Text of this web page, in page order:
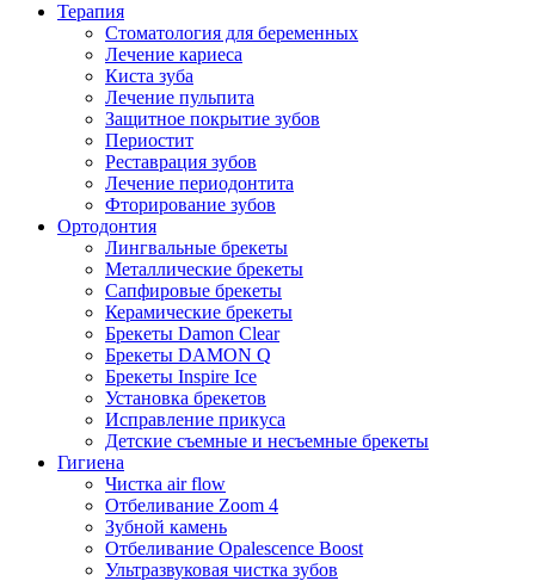
Терапия
Стоматология для беременных
Лечение кариеса
Киста зуба
Лечение пульпита
Защитное покрытие зубов
Периостит
Реставрация зубов
Лечение периодонтита
Фторирование зубов
Ортодонтия
Лингвальные брекеты
Металлические брекеты
Сапфировые брекеты
Керамические брекеты
Брекеты Damon Clear
Брекеты DAMON Q
Брекеты Inspire Ice
Установка брекетов
Исправление прикуса
Детские съемные и несъемные брекеты
Гигиена
Чистка air flow
Отбеливание Zoom 4
Зубной камень
Отбеливание Opalescence Boost
Ультразвуковая чистка зубов